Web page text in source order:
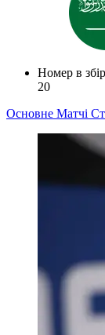
Номер в
20
Основне Матчі